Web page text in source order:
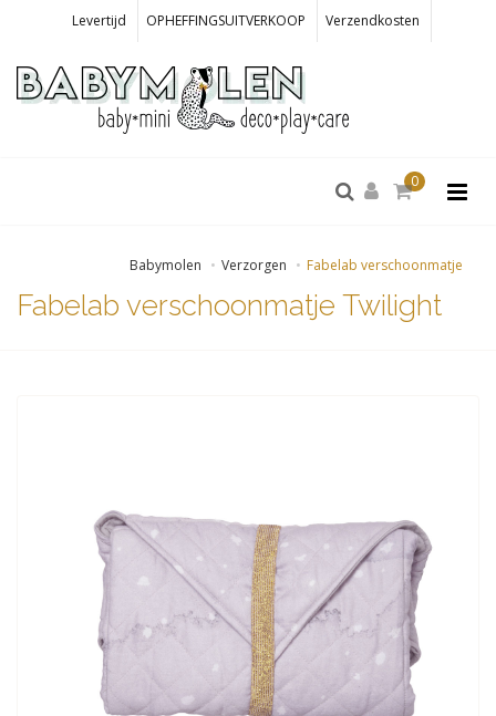
Levertijd OPHEFFINGSUITVERKOOP Verzendkosten
0
Babymolen Verzorgen Fabelab verschoonmatje
Fabelab verschoonmatje Twilight